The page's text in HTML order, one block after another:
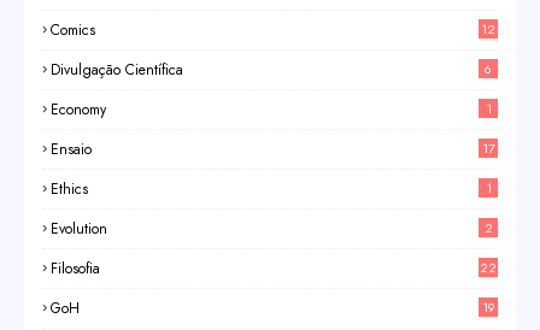
Comics 12
Divulgação Científica 6
Economy 1
Ensaio 17
Ethics 1
Evolution 2
Filosofia 22
GoH 19